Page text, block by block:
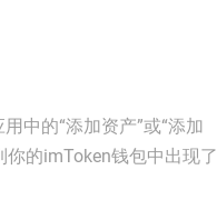
中的“添加资产”或“添加
你的imToken钱包中出现了